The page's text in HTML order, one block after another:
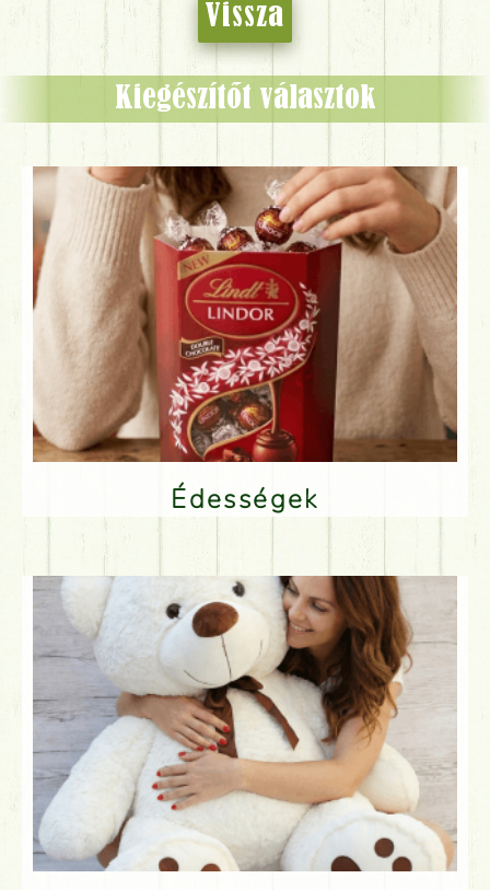
Vissza
Kiegészítőt választok
Édességek